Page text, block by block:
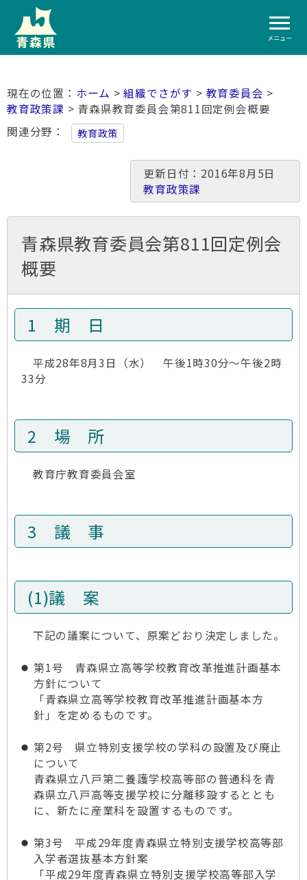
メニュー
ホーム >組織でさがす > 教育委員会 >
教育政策課 > 青森県教育委員会第811回定例会概要
関連分野
教育政策
更新日付：2016年8月5日
教育政策課
青森県教育委員会第811回定例会
概要
1 期 日
平成28年8月3日（水） 午後1時30分～午後2時
33分
2 場 所
教育庁教育委員会室
3 議 事
(1)議 案
下記の議案について、原案どおり決定しました。
第1号 青森県立高等学校教育改革推進計画基本
方針について
「青森県立高等学校教育改革推進計画基本方
針」を定めるものです。
第2号 県立特別支援学校の学科の設置及び廃止
について
青森県立八戸第二養護学校高等部の普通科を青
森県立八戸高等支援学校に分離移設するととも
に、新たに産業科を設置するものです。
第3号 平成29年度青森県立特別支援学校高等部
入学者選抜基本方針案
「平成29年度青森県立特別支援学校高等部入学